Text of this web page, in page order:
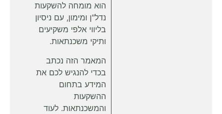
הוא מומחה להשקעות
נדל"ן ומימון, עם ניסיון
בליווי אלפי משקיעים
ותיקי משכנתאות.
המאמר הזה נכתב
בכדי להנגיש לכם את
המידע בתחום
ההשקעות
והמשכנתאות. לעוד